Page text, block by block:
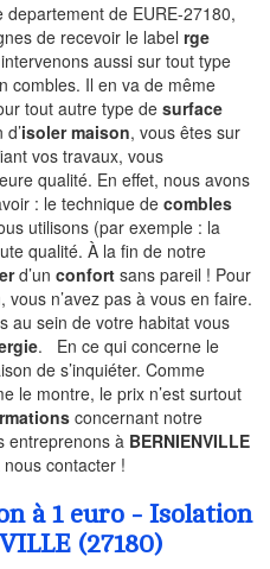
de EURE-27180,
de recevoir le label rge
aussi sur tout type
combles. Il en va de même
tout autre type de surface
isoler maison, vous êtes sur
vos travaux, vous
qualité. En effet, nous avons
: le technique de combles
utilisons (par exemple : la
qualité. À la fin de notre
d’un confort sans pareil ! Pour
n’avez pas à vous en faire.
au sein de votre habitat vous
. En ce qui concerne le
de s’inquiéter. Comme
le montre, le prix n’est surtout
concernant notre
entreprenons à BERNIENVILLE
nous contacter !
à 1 euro - Isolation
(27180)